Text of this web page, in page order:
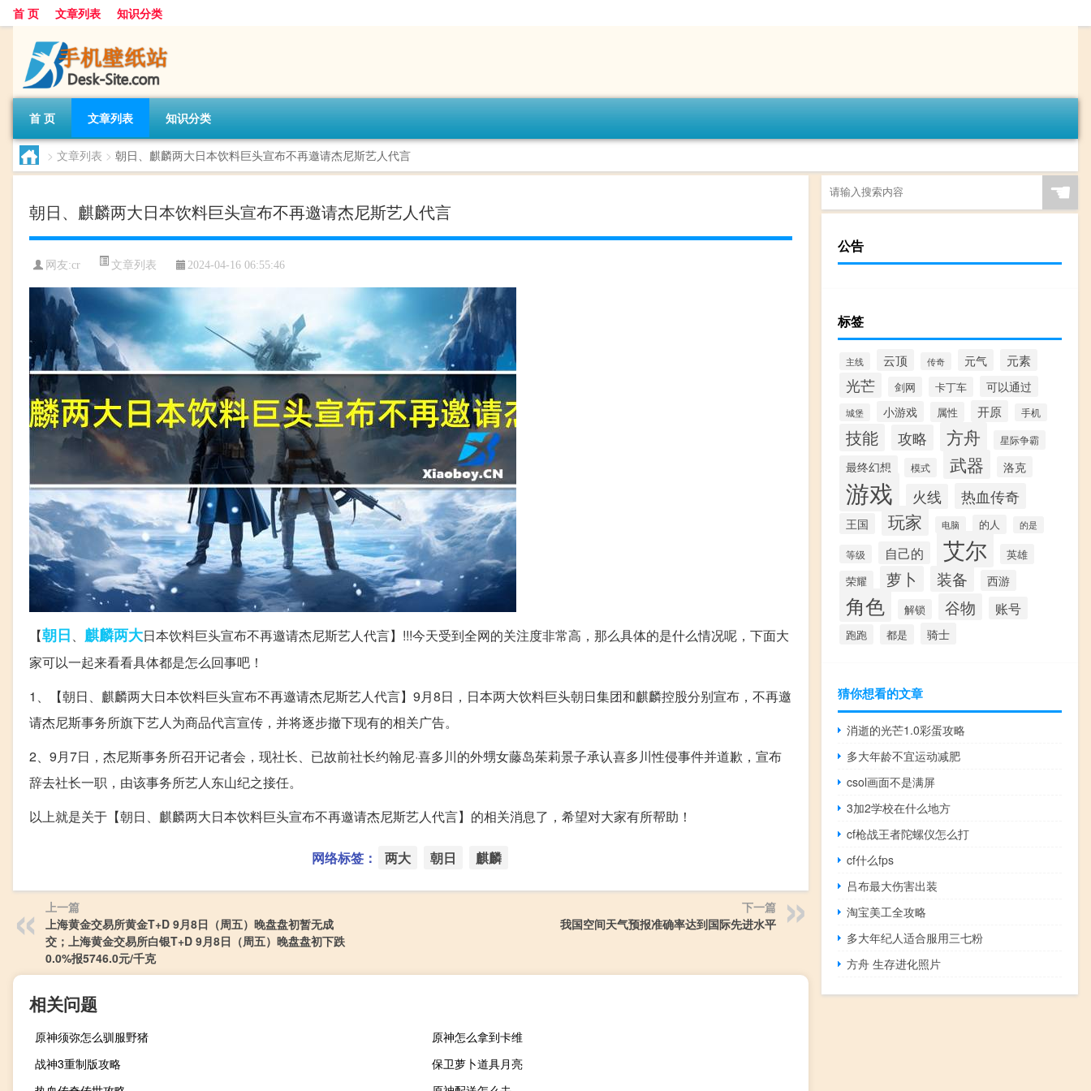
首 页 文章列表 知识分类
首 页 文章列表 知识分类
> 文章列表 > 朝日、麒麟两大日本饮料巨头宣布不再邀请杰尼斯艺人代言
朝日、麒麟两大日本饮料巨头宣布不再邀请杰尼斯艺人代言
网友:cr 文章列表 2024-04-16 06:55:46
【朝日、 麒麟两大日本饮料巨头宣布不再邀请杰尼斯艺人代言】!!!今天受到全网的关注度非常高，那么具体的是什么情况呢，下面大
家可以一起来看看具体都是怎么回事吧！
1、【朝日、麒麟两大日本饮料巨头宣布不再邀请杰尼斯艺人代言】9月8日，日本两大饮料巨头朝日集团和麒麟控股分别宣布，不再邀
请杰尼斯事务所旗下艺人为商品代言宣传，并将逐步撤下现有的相关广告。
2、9月7日，杰尼斯事务所召开记者会，现社长、已故前社长约翰尼·喜多川的外甥女藤岛茱莉景子承认喜多川性侵事件并道歉，宣布
辞去社长一职，由该事务所艺人东山纪之接任。
以上就是关于【朝日、麒麟两大日本饮料巨头宣布不再邀请杰尼斯艺人代言】的相关消息了，希望对大家有所帮助！
网络标签： 两大 朝日 麒麟
上一篇
上海黄金交易所黄金T+D 9月8日（周五）晚盘盘初暂无成
交；上海黄金交易所白银T+D 9月8日（周五）晚盘盘初下跌
0.0%报5746.0元/千克
下一篇
我国空间天气预报准确率达到国际先进水平
相关问题
原神须弥怎么驯服野猪
原神怎么拿到卡维
战神3重制版攻略
保卫萝卜道具月亮
☚
公告
标签
主线 云顶 传奇 元气 元素
光芒 剑网 卡丁车 可以通过
城堡 小游戏 属性 开原 手机
技能 攻略 方舟 星际争霸
最终幻想 模式 武器 洛克
游戏 火线 热血传奇
王国 玩家 电脑 的人 的是
等级 自己的 艾尔
英雄
荣耀
萝卜 装备 西游
角色 解锁 谷物 账号
跑跑 都是 骑士
猜你想看的文章
消逝的光芒1.0彩蛋攻略
多大年龄不宜运动减肥
csol画面不是满屏
3加2学校在什么地方
cf枪战王者陀螺仪怎么打
cf什么fps
吕布最大伤害出装
淘宝美工全攻略
多大年纪人适合服用三七粉
方舟 生存进化照片